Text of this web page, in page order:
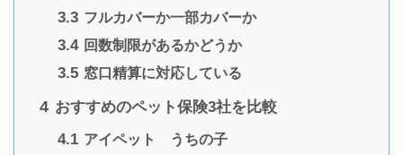
3.3 フルカバーか一部カバーか
3.4 回数制限があるかどうか
3.5 窓口精算に対応している
4 おすすめのペット保険3社を比較
4.1 アイペット うちの子